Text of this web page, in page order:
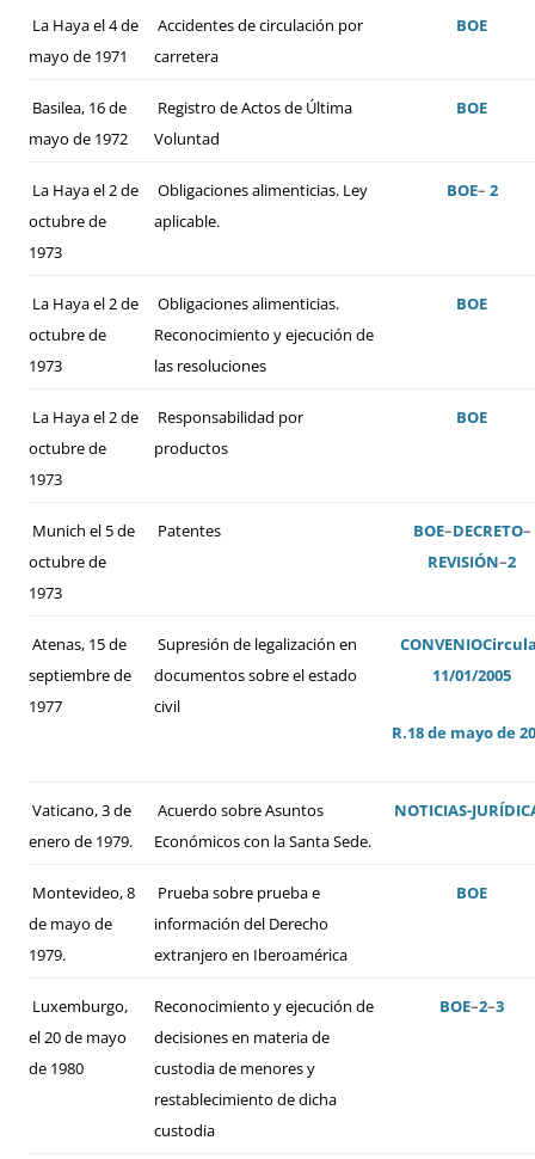
La Haya el 4 de
mayo de 1971
Accidentes de circulación por
carretera
BOE
Basilea, 16 de
mayo de 1972
Registro de Actos de Última
Voluntad
BOE
La Haya el 2 de
octubre de
1973
Obligaciones alimenticias. Ley
aplicable.
BOE– 2
La Haya el 2 de
octubre de
1973
Obligaciones alimenticias.
Reconocimiento y ejecución de
las resoluciones
BOE
La Haya el 2 de
octubre de
1973
Responsabilidad por
productos
BOE
Munich el 5 de
octubre de
1973
Patentes BOE–DECRETO–
REVISIÓN–2
Atenas, 15 de
septiembre de
1977
Supresión de legalización en
documentos sobre el estado
civil
CONVENIO
11/01/2005
R.18 de mayo de
Vaticano, 3 de
enero de 1979.
Acuerdo sobre Asuntos
Económicos con la Santa Sede.
NOTICIAS-
Montevideo, 8
de mayo de
1979.
Prueba sobre prueba e
información del Derecho
extranjero en Iberoamérica
BOE
Luxemburgo,
el 20 de mayo
de 1980
Reconocimiento y ejecución de
decisiones en materia de
custodia de menores y
restablecimiento de dicha
custodia
BOE–2–3